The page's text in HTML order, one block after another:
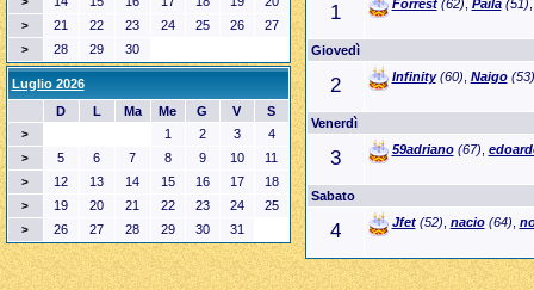
1 Forrest(62), Paila(51)
Giovedì
2 Infinity(60), Naigo(53)
Venerdì
3 59adriano(67),
Sabato
4 Jfet(52), nacio(64),
> 21 22 23 24 25 26 27
> 28 29 30
Luglio 2026
D
L Ma Me G V S
> 1 2 3 4
> 5 6 7 8 9 10 11
> 12 13 14 15 16 17 18
> 19 20 21 22 23 24 25
> 26 27 28 29 30 31